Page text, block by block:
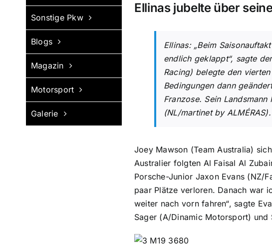
Sonstige Pkw
Blogs
Magazin
Motorsport
Galerie
Ellinas jubelte über
Ellinas: „Beim
endlich geklappt“, sagte
Racing) belegte den
Bedingungen dann
Franzose. Sein
(NL/martinet by ALMÉRAS).
Joey Mawson (Team Australia)
Australier folgten Al Faisal Al
Porsche-Junior Jaxon Evans (NZ/
paar Plätze verloren. Danach war
weiter nach vorn fahren“, sagte
Sager (A/Dinamic Motorsport) und